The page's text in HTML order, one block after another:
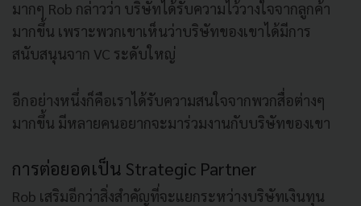
มากๆ Rob กล่าวว่า บริษัทได้รับความไว้วางใจจากลูกค้า
มากขึ้น เพราะพวกเขาเห็นว่าบริษัทของเขาได้มีการ
สนับสนุนจาก VC ระดับใหญ่
อีกอย่างหนึ่งก็คือเราได้รับความสนใจจากพวกสื่อต่างๆ
มากขึ้น มีหลายคนอยากจะมาร่วมงานกับบริษัทของเขา
การต่อยอดเป็น Strategic Partner
Rob เสริมอีกว่าสิ่งสำคัญที่จะแยกระหว่างบริษัทเงินทุน